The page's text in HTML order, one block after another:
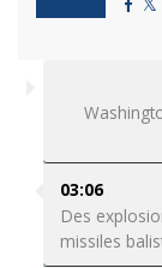
03:06
Des
missiles